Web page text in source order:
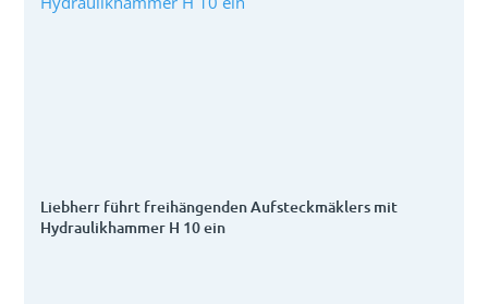
Liebherr führt freihängenden Aufsteckmäklers mit
Hydraulikhammer H 10 ein